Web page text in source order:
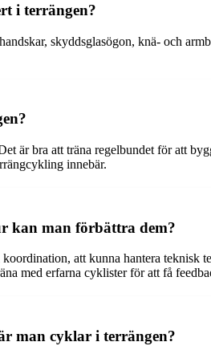
i terrängen?
skyddsglasögon, knä- och
är bra att träna regelbundet för att
innebär.
kan man förbättra dem?
att kunna hantera teknisk
med erfarna cyklister för att få
man cyklar i terrängen?